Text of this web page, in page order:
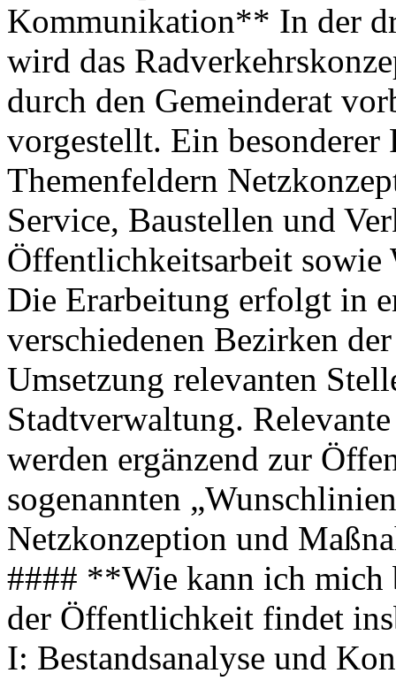
Kommunikation** In der
wird das
durch den Gemeinderat
vorgestellt. Ein besonderer
Themenfeldern
Service, Baustellen und
Öffentlichkeitsarbeit
Die Erarbeitung erfolgt in
verschiedenen Bezirken
Umsetzung relevanten
Stadtverwaltung.
werden ergänzend zur
sogenannten
Netzkonzeption und
#### **Wie kann ich
der Öffentlichkeit findet
I: Bestandsanalyse und